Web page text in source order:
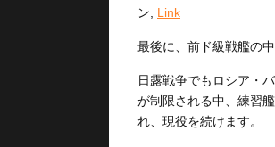
ン, Link
最後に、前ド級戦艦の
日露戦争でもロシア・
が制限される中、練習
れ、現役を続けます。